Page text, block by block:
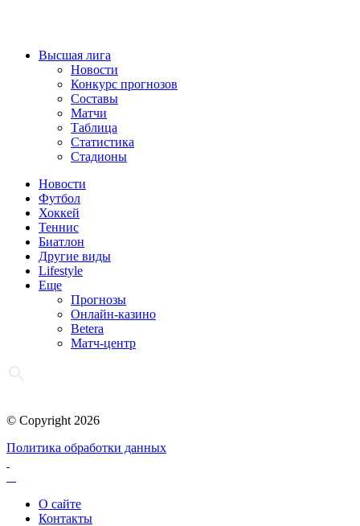
Высшая лига
Новости
Конкурс прогнозов
Составы
Матчи
Таблица
Статистика
Стадионы
Новости
Футбол
Хоккей
Теннис
Биатлон
Другие виды
Lifestyle
Еще
Прогнозы
Онлайн-казино
Betera
Матч-центр
© Copyright 2026
Политика обработки данных
О сайте
Контакты